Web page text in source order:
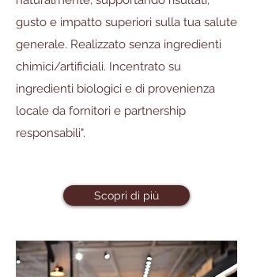
gusto e impatto superiori sulla tua salute
generale. Realizzato senza ingredienti
chimici/artificiali. Incentrato su
ingredienti biologici e di provenienza
locale da fornitori e partnership
responsabili".
Scopri di più